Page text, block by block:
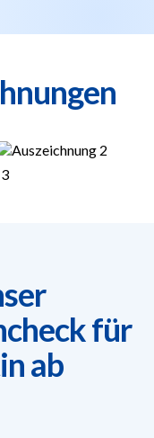
für
ab